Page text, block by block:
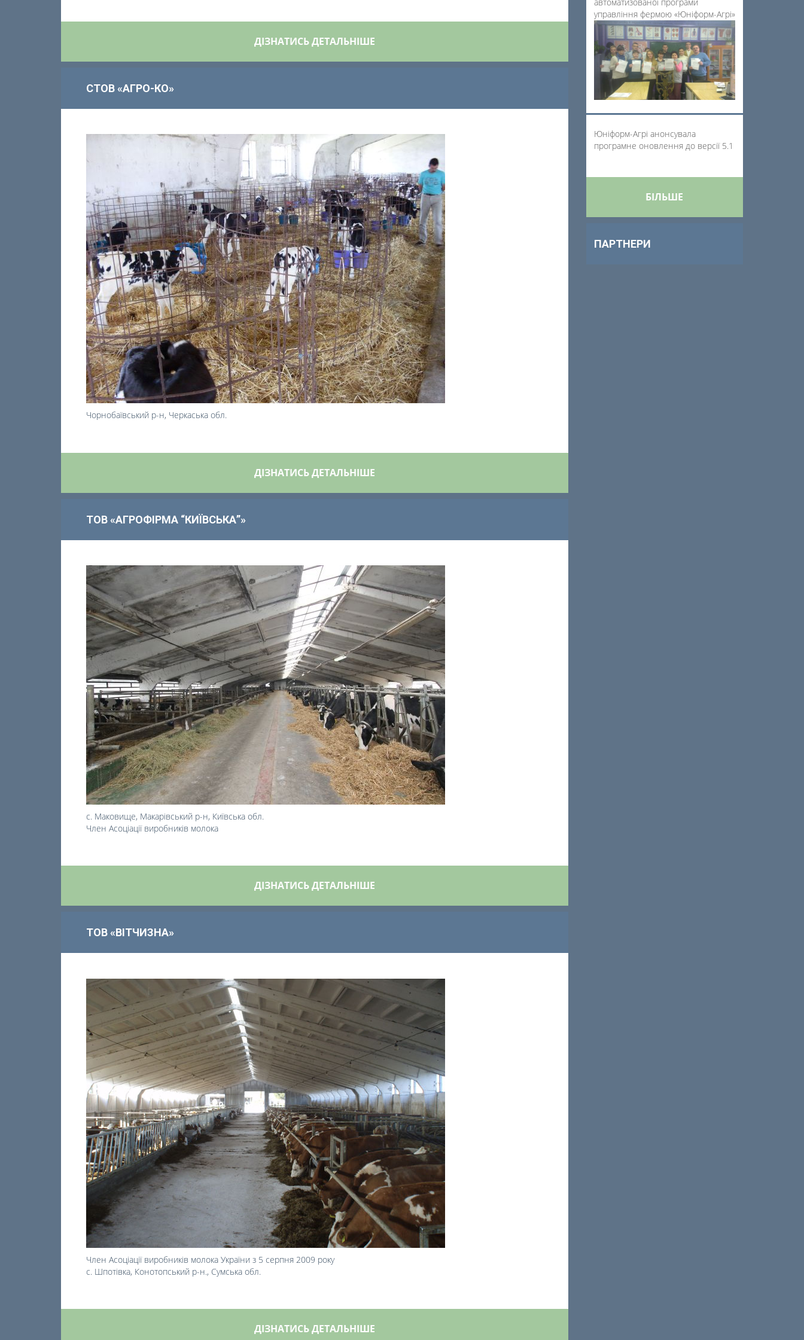
ДІЗНАТИСЬ ДЕТАЛЬНІШЕ
СТОВ «АГРО-КО»
Чорнобаївський р-н, Черкаська обл.
ДІЗНАТИСЬ ДЕТАЛЬНІШЕ
ТОВ «АГРОФІРМА “КИЇВСЬКА”»
с. Маковище, Макарівський р-н, Київська обл.
Член Асоціації виробників молока
ДІЗНАТИСЬ ДЕТАЛЬНІШЕ
ТОВ «ВІТЧИЗНА»
Член Асоціації виробників молока України з 5 серпня 2009 року
с. Шпотівка, Конотопський р-н., Сумська обл.
ДІЗНАТИСЬ ДЕТАЛЬНІШЕ
управління фермою «Юніформ-Агрі»
Юніформ-Агрі анонсувала
програмне оновлення до версії 5.1
БІЛЬШЕ
ПАРТНЕРИ